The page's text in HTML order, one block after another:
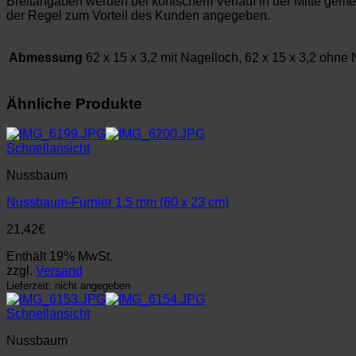
der Regel zum Vorteil des Kunden angegeben.
Abmessung 62 x 15 x 3,2 mit Nagelloch, 62 x 15 x 3,2 ohne
Ähnliche Produkte
Schnellansicht
Nussbaum
Nussbaum-Furnier 1,5 mm (60 x 23 cm)
21,42€
Enthält 19% MwSt.
zzgl. Versand
Lieferzeit: nicht angegeben
Schnellansicht
Nussbaum